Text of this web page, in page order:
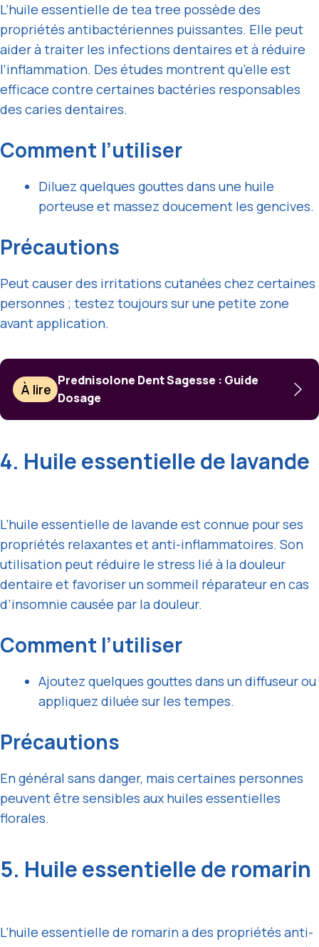
L’huile essentielle de tea tree possède des
propriétés antibactériennes puissantes. Elle peut
aider à traiter les infections dentaires et à réduire
l’inflammation. Des études montrent qu’elle est
efficace contre certaines bactéries responsables
des caries dentaires.
Comment l’utiliser
Diluez quelques gouttes dans une huile
porteuse et massez doucement les gencives.
Précautions
Peut causer des irritations cutanées chez certaines
personnes ; testez toujours sur une petite zone
avant application.
À lire
Prednisolone Dent Sagesse : Guide
Dosage
4. Huile essentielle de lavande
L’huile essentielle de lavande est connue pour ses
propriétés relaxantes et anti-inflammatoires. Son
utilisation peut réduire le stress lié à la douleur
dentaire et favoriser un sommeil réparateur en cas
d’insomnie causée par la douleur.
Comment l’utiliser
Ajoutez quelques gouttes dans un diffuseur ou
appliquez diluée sur les tempes.
Précautions
En général sans danger, mais certaines personnes
peuvent être sensibles aux huiles essentielles
florales.
5. Huile essentielle de romarin
L’huile essentielle de romarin a des propriétés anti-